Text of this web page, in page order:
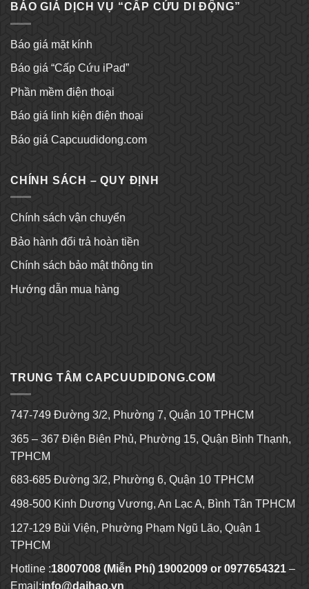
BÁO GIÁ DỊCH VỤ “CẤP CỨU DI ĐỘNG”
Báo giá mặt kính
Báo giá “Cấp Cứu iPad”
Phần mềm điện thoại
Báo giá linh kiện điện thoại
Báo giá Capcuudidong.com
CHÍNH SÁCH – QUY ĐỊNH
Chính sách vận chuyển
Bảo hành đổi trả hoàn tiền
Chính sách bảo mật thông tin
Hướng dẫn mua hàng
TRUNG TÂM CAPCUUDIDONG.COM
747-749 Đường 3/2, Phường 7, Quận 10 TPHCM
365 – 367 Điện Biên Phủ, Phường 15, Quận Bình Thạnh,
TPHCM
683-685 Đường 3/2, Phường 6, Quận 10 TPHCM
498-500 Kinh Dương Vương, An Lạc A, Bình Tân TPHCM
127-129 Bùi Viện, Phường Phạm Ngũ Lão, Quận 1
TPHCM
Hotline :18007008 (Miễn Phí) 19002009 or 0977654321 –
Email:info@daihao.vn